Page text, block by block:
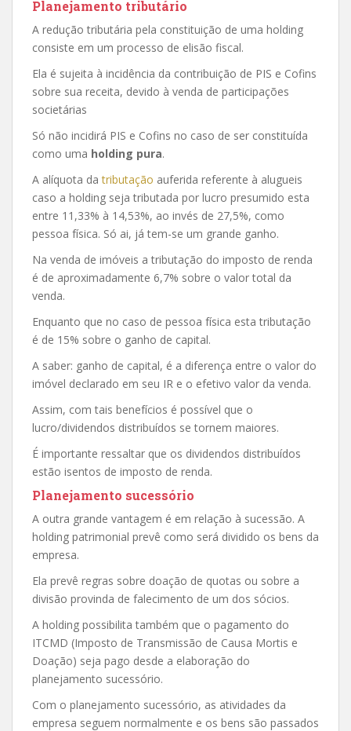
Planejamento tributário
A redução tributária pela constituição de uma holding
consiste em um processo de elisão fiscal.
Ela é sujeita à incidência da contribuição de PIS e Cofins
sobre sua receita, devido à venda de participações
societárias
Só não incidirá PIS e Cofins no caso de ser constituída
como uma holding pura.
A alíquota datributação auferida referente à alugueis
caso a holding seja tributada por lucro presumido esta
entre 11,33% à 14,53%, ao invés de 27,5%, como
pessoa física. Só ai, já tem-se um grande ganho.
Na venda de imóveis a tributação do imposto de renda
é de aproximadamente 6,7% sobre o valor total da
venda.
Enquanto que no caso de pessoa física esta tributação
é de 15% sobre o ganho de capital.
A saber: ganho de capital, é a diferença entre o valor do
imóvel declarado em seu IR e o efetivo valor da venda.
Assim, com tais benefícios é possível que o
lucro/dividendos distribuídos se tornem maiores.
É importante ressaltar que os dividendos distribuídos
estão isentos de imposto de renda.
Planejamento sucessório
A outra grande vantagem é em relação à sucessão. A
holding patrimonial prevê como será dividido os bens da
empresa.
Ela prevê regras sobre doação de quotas ou sobre a
divisão provinda de falecimento de um dos sócios.
A holding possibilita também que o pagamento do
ITCMD (Imposto de Transmissão de Causa Mortis e
Doação) seja pago desde a elaboração do
planejamento sucessório.
Com o planejamento sucessório, as atividades da
empresa seguem normalmente e os bens são passados